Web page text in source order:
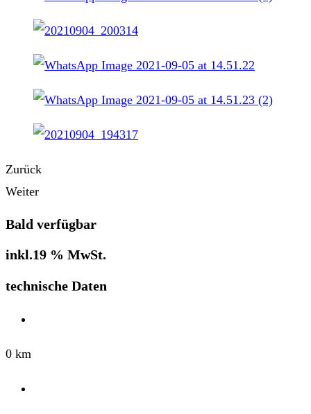
Zurück
Weiter
Bald verfügbar
inkl.19 % MwSt.
technische Daten
0 km